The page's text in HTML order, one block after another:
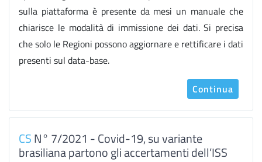
sulla piattaforma è presente da mesi un manuale che
chiarisce le modalità di immissione dei dati. Si precisa
che solo le Regioni possono aggiornare e rettificare i dati
presenti sul data-base.
Continua
CSN° 7/2021 - Covid-19, su variante
brasiliana partono gli accertamenti dell’ISS